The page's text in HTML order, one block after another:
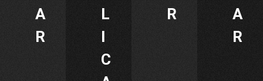
A
R
L
I
C
R
A
R